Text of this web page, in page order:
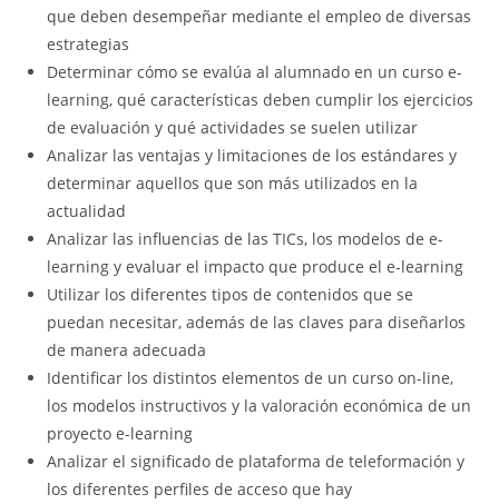
que deben desempeñar mediante el empleo de diversas
estrategias
Determinar cómo se evalúa al alumnado en un curso e-
learning, qué características deben cumplir los ejercicios
de evaluación y qué actividades se suelen utilizar
Analizar las ventajas y limitaciones de los estándares y
determinar aquellos que son más utilizados en la
actualidad
Analizar las influencias de las TICs, los modelos de e-
learning y evaluar el impacto que produce el e-learning
Utilizar los diferentes tipos de contenidos que se
puedan necesitar, además de las claves para diseñarlos
de manera adecuada
Identificar los distintos elementos de un curso on-line,
los modelos instructivos y la valoración económica de un
proyecto e-learning
Analizar el significado de plataforma de teleformación y
los diferentes perfiles de acceso que hay